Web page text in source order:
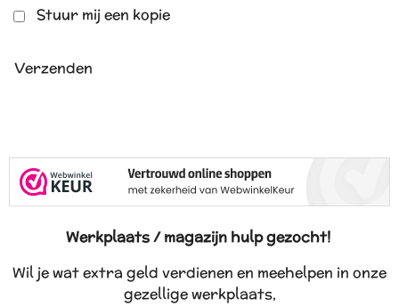
Stuur mij een kopie
Verzenden
Werkplaats / magazijn hulp gezocht!
Wil je wat extra geld verdienen en meehelpen in onze
gezellige werkplaats,